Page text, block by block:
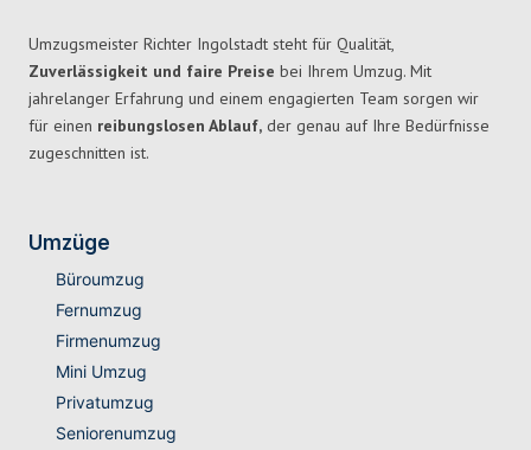
Umzugsmeister Richter Ingolstadt steht für Qualität,
Zuverlässigkeit und faire Preise bei Ihrem Umzug. Mit
jahrelanger Erfahrung und einem engagierten Team sorgen wir
für einen reibungslosen Ablauf, der genau auf Ihre Bedürfnisse
zugeschnitten ist.
Umzüge
Büroumzug
Fernumzug
Firmenumzug
Mini Umzug
Privatumzug
Seniorenumzug